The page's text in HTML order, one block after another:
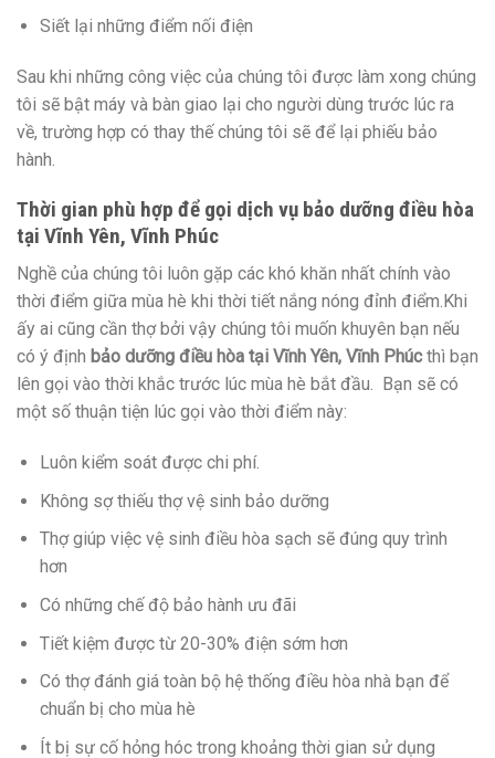
Siết lại những điểm nối điện
Sau khi những công việc của chúng tôi được làm xong chúng
tôi sẽ bật máy và bàn giao lại cho người dùng trước lúc ra
về, trường hợp có thay thế chúng tôi sẽ để lại phiếu bảo
hành.
Thời gian phù hợp để gọi dịch vụ bảo dưỡng điều hòa
tại Vĩnh Yên, Vĩnh Phúc
Nghề của chúng tôi luôn gặp các khó khăn nhất chính vào
thời điểm giữa mùa hè khi thời tiết nắng nóng đỉnh điểm.Khi
ấy ai cũng cần thợ bởi vậy chúng tôi muốn khuyên bạn nếu
có ý định bảo dưỡng điều hòa tại Vĩnh Yên, Vĩnh Phúcthì bạn
lên gọi vào thời khắc trước lúc mùa hè bắt đầu. Bạn sẽ có
một số thuận tiện lúc gọi vào thời điểm này:
Luôn kiểm soát được chi phí.
Không sợ thiếu thợ vệ sinh bảo dưỡng
Thợ giúp việc vệ sinh điều hòa sạch sẽ đúng quy trình
hơn
Có những chế độ bảo hành ưu đãi
Tiết kiệm được từ 20-30% điện sớm hơn
Có thợđánh giá toàn bộhệ thống điều hòa nhà bạn để
chuẩn bị cho mùa hè
Ít bị sự cố hỏng hóc trong khoảng thời gian sử dụng